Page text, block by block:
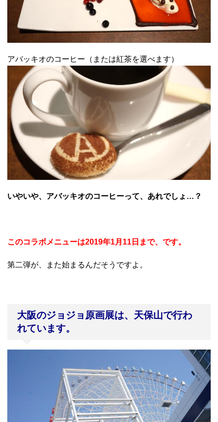
アバッキオのコーヒー（または紅茶を選べます）
いやいや、アバッキオのコーヒーって、あれでしょ…？
このコラボメニューは2019年1月11日まで、です。
第二弾が、また始まるんだそうですよ。
大阪のジョジョ原画展は、天保山で行わ
れています。